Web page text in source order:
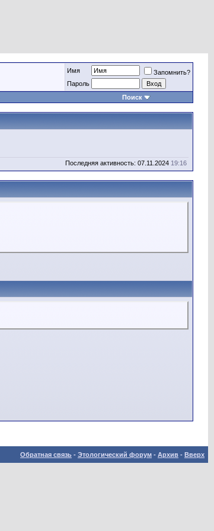
Имя
Запомнить?
Пароль
Поиск
Последняя активность: 07.11.2024 19:16
Обратная связь - Этологический форум - Архив - Вверх